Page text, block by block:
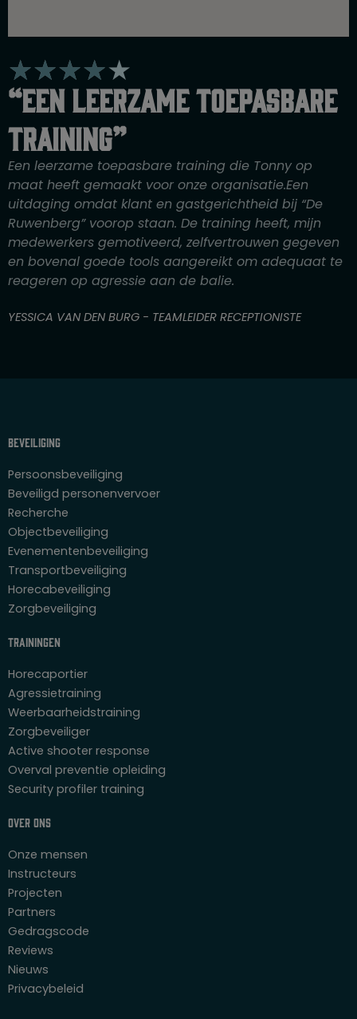
★★★★★
a
a
e
r
i
n
g
4
v
n
“Een leerzame toepasbare
training”
Een leerzame toepasbare training die Tonny op
maat heeft gemaakt voor onze organisatie.Een
uitdaging omdat klant en gastgerichtheid bij “De
Ruwenberg” voorop staan. De training heeft, mijn
medewerkers gemotiveerd, zelfvertrouwen gegeven
en bovenal goede tools aangereikt om adequaat te
reageren op agressie aan de balie.
YESSICA VAN DEN BURG - TEAMLEIDER RECEPTIONISTE
Beveiliging
Persoonsbeveiliging
Beveiligd personenvervoer
Recherche
Objectbeveiliging
Evenementenbeveiliging
Transportbeveiliging
Horecabeveiliging
Zorgbeveiliging
Trainingen
Horecaportier
Agressietraining
Weerbaarheidstraining
Zorgbeveiliger
Active shooter response
Overval preventie opleiding
Security profiler training
Over ons
Onze mensen
Instructeurs
Projecten
Partners
Gedragscode
Reviews
Nieuws
Privacybeleid